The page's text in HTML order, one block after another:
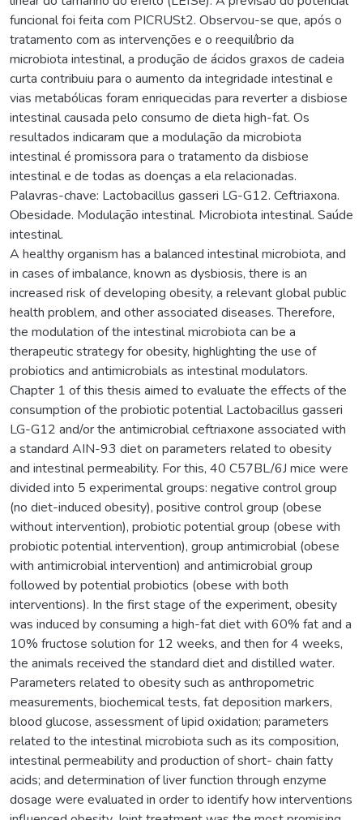
funcional foi feita com PICRUSt2. Observou-se que, após o
tratamento com as intervenções e o reequilíbrio da
microbiota intestinal, a produção de ácidos graxos de cadeia
curta contribuiu para o aumento da integridade intestinal e
vias metabólicas foram enriquecidas para reverter a disbiose
intestinal causada pelo consumo de dieta high-fat. Os
resultados indicaram que a modulação da microbiota
intestinal é promissora para o tratamento da disbiose
intestinal e de todas as doenças a ela relacionadas.
Palavras-chave: Lactobacillus gasseri LG-G12. Ceftriaxona.
Obesidade. Modulação intestinal. Microbiota intestinal. Saúde
intestinal.
A healthy organism has a balanced intestinal microbiota, and
in cases of imbalance, known as dysbiosis, there is an
increased risk of developing obesity, a relevant global public
health problem, and other associated diseases. Therefore,
the modulation of the intestinal microbiota can be a
therapeutic strategy for obesity, highlighting the use of
probiotics and antimicrobials as intestinal modulators.
Chapter 1 of this thesis aimed to evaluate the effects of the
consumption of the probiotic potential Lactobacillus gasseri
LG-G12 and/or the antimicrobial ceftriaxone associated with
a standard AIN-93 diet on parameters related to obesity
and intestinal permeability. For this, 40 C57BL/6J mice were
divided into 5 experimental groups: negative control group
(no diet-induced obesity), positive control group (obese
without intervention), probiotic potential group (obese with
probiotic potential intervention), group antimicrobial (obese
with antimicrobial intervention) and antimicrobial group
followed by potential probiotics (obese with both
interventions). In the first stage of the experiment, obesity
was induced by consuming a high-fat diet with 60% fat and a
10% fructose solution for 12 weeks, and then for 4 weeks,
the animals received the standard diet and distilled water.
Parameters related to obesity such as anthropometric
measurements, biochemical tests, fat deposition markers,
blood glucose, assessment of lipid oxidation; parameters
related to the intestinal microbiota such as its composition,
intestinal permeability and production of short- chain fatty
acids; and determination of liver function through enzyme
dosage were evaluated in order to identify how interventions